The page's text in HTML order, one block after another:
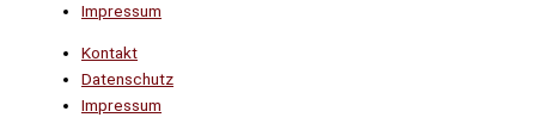
Impressum
Kontakt
Datenschutz
Impressum